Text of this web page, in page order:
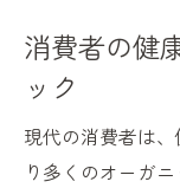
消費者の健
ック
現代の消費者は
り多くのオーガ